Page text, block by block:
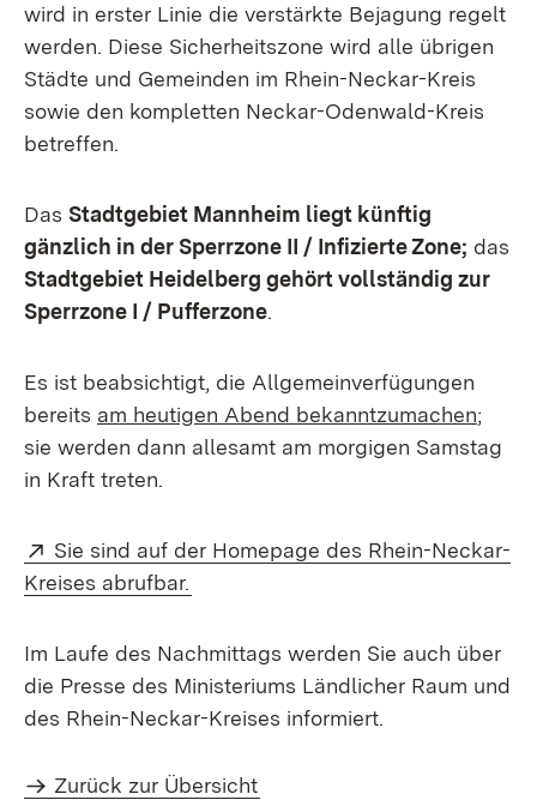
wird in erster Linie die verstärkte Bejagung regelt
werden. Diese Sicherheitszone wird alle übrigen
Städte und Gemeinden im Rhein-Neckar-Kreis
sowie den kompletten Neckar-Odenwald-Kreis
betreffen.
Das Stadtgebiet Mannheim liegt künftig
gänzlich in der Sperrzone II / Infizierte Zone; das
Stadtgebiet Heidelberg gehört vollständig zur
Sperrzone I / Pufferzone.
Es ist beabsichtigt, die Allgemeinverfügungen
bereits am heutigen Abend bekanntzumachen;
sie werden dann allesamt am morgigen Samstag
in Kraft treten.
Extern:
Sie sind auf der Homepage des Rhein-Neckar-
Kreises abrufbar.
Im Laufe des Nachmittags werden Sie auch über
die Presse des Ministeriums Ländlicher Raum und
des Rhein-Neckar-Kreises informiert.
Zurück zur Übersicht